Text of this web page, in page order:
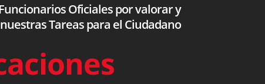
Oficiales por valorar y
Tareas para el Ciudadano